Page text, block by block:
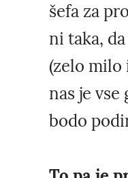
šefa za
ni taka,
(zelo milo
nas je
bodo